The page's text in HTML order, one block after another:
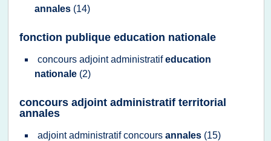
annales (14)
fonction publique education nationale
concours adjoint administratifeducation
nationale (2)
concours adjoint administratif territorial
annales
adjoint administratif concours annales (15)